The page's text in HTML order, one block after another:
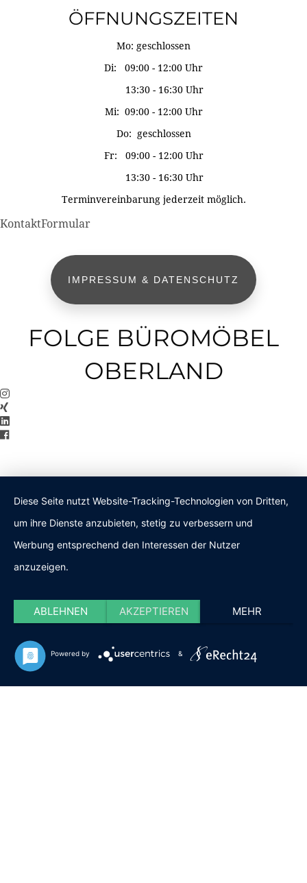
ÖFFNUNGSZEITEN
Mo: geschlossen
Di: 09:00 - 12:00 Uhr
13:30 - 16:30 Uhr
Mi: 09:00 - 12:00 Uhr
Do: geschlossen
Fr: 09:00 - 12:00 Uhr
13:30 - 16:30 Uhr
Terminvereinbarung jederzeit möglich.
KontaktFormular
IMPRESSUM & DATENSCHUTZ
FOLGE BÜROMÖBEL
OBERLAND
Diese Seite nutzt Website-Tracking-Technologien von Dritten,
um ihre Dienste anzubieten, stetig zu verbessern und
Werbung entsprechend den Interessen der Nutzer
anzuzeigen.
ABLEHNEN AKZEPTIEREN MEHR
Powered by &